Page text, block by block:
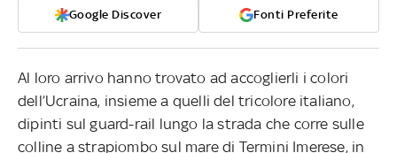
Google Discover Fonti Preferite
Al loro arrivo hanno trovato ad accoglierli i colori
dell’Ucraina, insieme a quelli del tricolore italiano,
dipinti sul guard-rail lungo la strada che corre sulle
colline a strapiombo sul mare di Termini Imerese, in